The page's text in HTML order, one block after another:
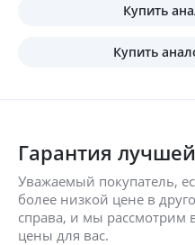
Купить
Купить
Гарантия
Уважаемый покупатель,
более низкой цене в
справа, и мы рассмотрим
цены для вас.